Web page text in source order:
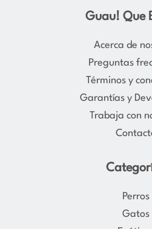
s
t
a
r
a
m
c
Guau! Que
Acerca de
Preguntas
Términos y
Garantías y
Trabaja con
Perros
Gatos